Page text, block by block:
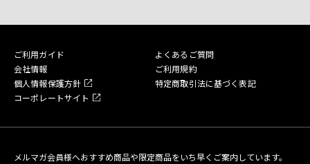
ご利用ガイド
よくあるご質問
会社情報
ご利用規約
個人情報保護方針
特定商取引法に基づく表記
コーポレートサイト
メルマガ会員様へおすすめ商品や限定商品をいち早くご案内しています。